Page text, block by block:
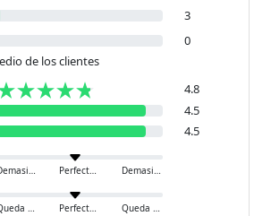
3
0
de los clientes
4.8
4.5
4.5
Demasiado pequeño Perfecto Demasiado grande
Queda ajustado Perfecto Queda holgado